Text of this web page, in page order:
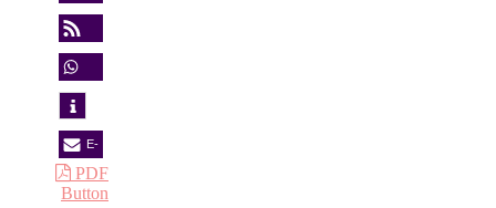
merken
RSS-
teilen
E-
MailPDF
Button